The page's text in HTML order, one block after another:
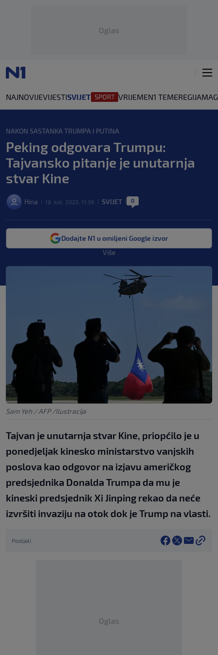
Oglas
NAJNOVIJEVIJESTISVIJET VRIJEMEN1 TEMEREGIJA
NAKON SASTANKA TRUMPA I PUTINA
Peking odgovara Trumpu:
Tajvansko pitanje je unutarnja
stvar Kine
Hina 18. kol. 2025. 11:36 SVIJET 0
Dodajte N1 u omiljeni Google izvor
Više
Sam Yeh / AFP /Ilustracija
Tajvan je unutarnja stvar Kine, priopćilo je u
ponedjeljak kinesko ministarstvo vanjskih
poslova kao odgovor na izjavu američkog
predsjednika Donalda Trumpa da mu je
kineski predsjednik Xi Jinping rekao da neće
izvršiti invaziju na otok dok je Trump na vlasti.
Podijeli
Oglas